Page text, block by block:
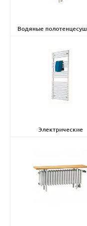
Водяные
Электрические